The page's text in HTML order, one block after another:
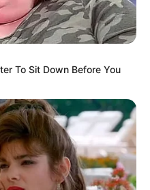
сміття
дороги
комунальники
To Sit Down Before You